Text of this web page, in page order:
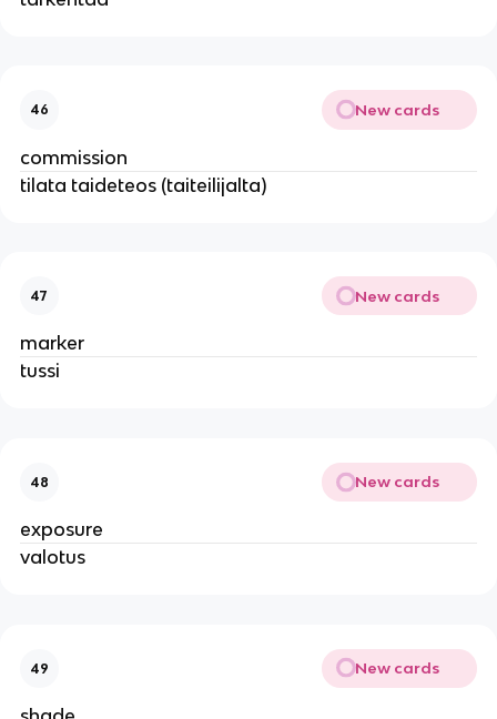
46 New cards
commission
tilata taideteos (taiteilijalta)
47 New cards
marker
tussi
48 New cards
exposure
valotus
49 New cards